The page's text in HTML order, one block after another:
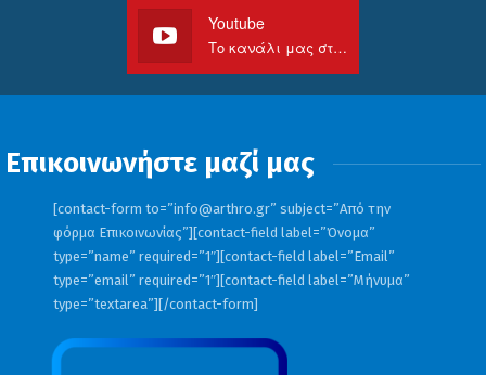
Youtube
Το κανάλι μας στο Youtube
Επικοινωνήστε μαζί μας
[contact-form to=”info@arthro.gr” subject=”Από την
φόρμα Επικοινωνίας”][contact-field label=”Όνομα”
type=”name” required=”1″][contact-field label=”Email”
type=”email” required=”1″][contact-field label=”Μήνυμα”
type=”textarea”][/contact-form]